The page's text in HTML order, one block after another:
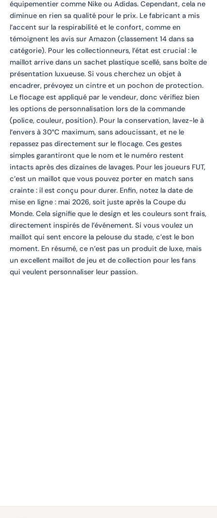
équipementier comme Nike ou Adidas. Cependant, cela ne
diminue en rien sa qualité pour le prix. Le fabricant a mis
l’accent sur la respirabilité et le confort, comme en
témoignent les avis sur Amazon (classement 14 dans sa
catégorie). Pour les collectionneurs, l’état est crucial : le
maillot arrive dans un sachet plastique scellé, sans boîte de
présentation luxueuse. Si vous cherchez un objet à
encadrer, prévoyez un cintre et un pochon de protection.
Le flocage est appliqué par le vendeur, donc vérifiez bien
les options de personnalisation lors de la commande
(police, couleur, position). Pour la conservation, lavez-le à
l’envers à 30°C maximum, sans adoucissant, et ne le
repassez pas directement sur le flocage. Ces gestes
simples garantiront que le nom et le numéro restent
intacts après des dizaines de lavages. Pour les joueurs FUT,
c’est un maillot que vous pouvez porter en match sans
crainte : il est conçu pour durer. Enfin, notez la date de
mise en ligne : mai 2026, soit juste après la Coupe du
Monde. Cela signifie que le design et les couleurs sont frais,
directement inspirés de l’événement. Si vous voulez un
maillot qui sent encore la pelouse du stade, c’est le bon
moment. En résumé, ce n’est pas un produit de luxe, mais
un excellent maillot de jeu et de collection pour les fans
qui veulent personnaliser leur passion.